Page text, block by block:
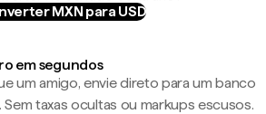
MXN para USD
em segundos
um amigo, envie direto para um banco
taxas ocultas ou markups escusos.